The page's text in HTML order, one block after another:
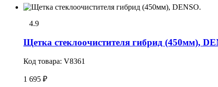
4.9
Щетка стеклоочистителя гибрид (450мм),
Код товара: V8361
1 695 ₽